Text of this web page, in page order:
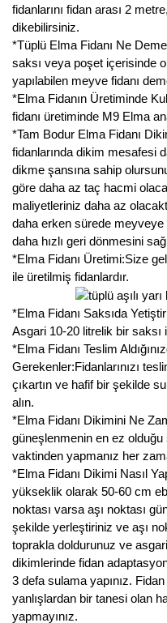
fidanlarını fidan arası 2
dikebilirsiniz.
*Tüplü Elma Fidanı Ne
saksı veya poşet içerisinde
yapılabilen meyve fidanı
*Elma Fidanın Üretiminde
fidanı üretiminde M9 Elma
*Tam Bodur Elma Fidanı
fidanlarında dikim mesafesi
dikme şansına sahip
göre daha az taç hacmi
maliyetleriniz daha az
daha erken sürede meyveye
daha hızlı geri dönmesini
*Elma Fidanı Üretimi:Size
ile üretilmiş fidanlardır.
*Elma Fidanı Saksıda
Asgari 10-20 litrelik bir
*Elma Fidanı Teslim
Gerekenler:Fidanlarınızı
çıkartın ve hafif bir şekilde
alın.
*Elma Fidanı Dikimini Ne
güneşlenmenin en ez
vaktinden yapmanız her
*Elma Fidanı Dikimi Nasıl
yükseklik olarak 50-60 cm
noktası varsa aşı noktası
şekilde yerleştiriniz ve aşı
toprakla doldurunuz ve
dikimlerinde fidan
3 defa sulama yapınız.
yanlışlardan bir tanesi olan
yapmayınız.
Longan Fidanı
Malta Eriği Fidanı
Mango Fidanı
Melez Meyveler
Murt Fidanı
Muşmula Fidanı
Nadir Çeşit Meyveler
Narenciye Fidanları
Nektarin Fidanı
Papaya Fidanı
Pepino Fidanı
Pitaya Fidanı
Şeftali Fidanı
Trabzon Hurması Fidanı
Üzüm Fidanı
Vişne Fidanı